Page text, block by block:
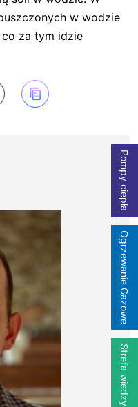
Pompy ciepła
Ogrzewanie Gazowe
Strefa wiedzy
w wodzie
za tym idzie